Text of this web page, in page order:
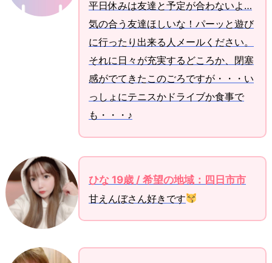
平日休みは友達と予定が合わないよ…
気の合う友達ほしいな！パーッと遊び
に行ったり出来る人メールください。
それに日々が充実するどころか、閉塞
感がでてきたこのごろですが・・・い
っしょにテニスかドライブか食事で
も・・・♪
ひな 19歳 / 希望の地域：四日市市
甘えんぼさん好きです